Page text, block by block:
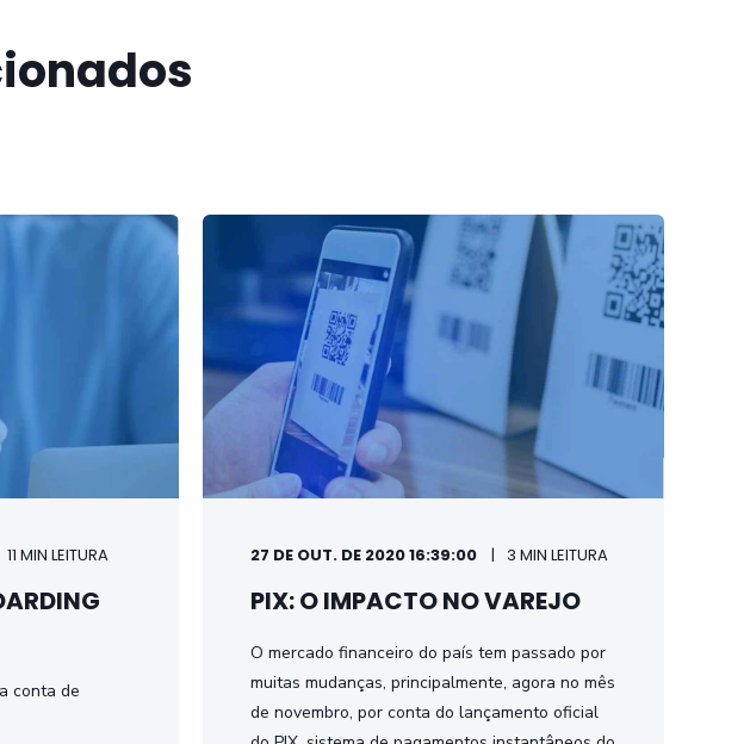
11 MIN LEITURA
conta de
27 DE OUT. DE 2020 16:39:00 3 MIN LEITURA
PIX: O IMPACTO NO VAREJO
O mercado financeiro do país tem passado por
muitas mudanças, principalmente, agora no mês
de novembro, por conta do lançamento oficial